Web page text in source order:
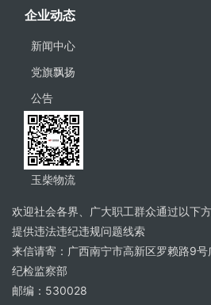
企业动态
新闻中心
党旗飘扬
公告
玉柴物流
欢迎社会各界、广大职工群众通过以下
提供违法违纪违规问题线索
来信请寄：广西南宁市高新区罗赖路9
纪检监察部
邮编：530028